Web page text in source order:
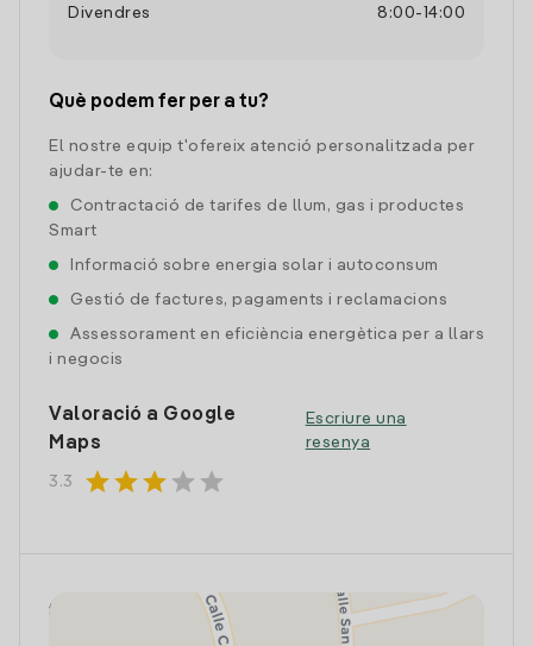
Divendres
8:00- 14:00
Què podem fer per a tu?
El nostre equip t'ofereix atenció personalitzada per
ajudar-te en:
Contractació de tarifes de llum, gas i productes
Smart
Informació sobre energia solar i autoconsum
Gestió de factures, pagaments i reclamacions
Assessorament en eficiència energètica per a llars
i negocis
Valoració a Google
Maps
3.3 starstarstar star star
Escriure una
resenya